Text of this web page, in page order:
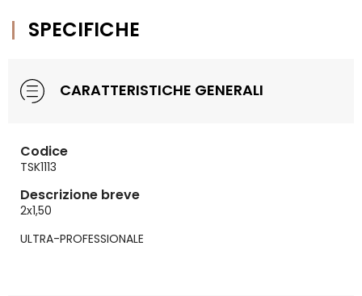
SPECIFICHE
CARATTERISTICHE GENERALI
Codice
TSK1113
Descrizione breve
2x1,50
ULTRA-PROFESSIONALE